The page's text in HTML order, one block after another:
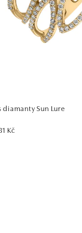
diamanty Sun Lure
Kč